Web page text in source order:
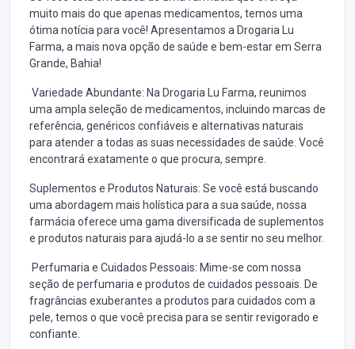
muito mais do que apenas medicamentos, temos uma
ótima notícia para você! Apresentamos a Drogaria Lu
Farma, a mais nova opção de saúde e bem-estar em Serra
Grande, Bahia!
Variedade Abundante: Na Drogaria Lu Farma, reunimos
uma ampla seleção de medicamentos, incluindo marcas de
referência, genéricos confiáveis e alternativas naturais
para atender a todas as suas necessidades de saúde. Você
encontrará exatamente o que procura, sempre.
Suplementos e Produtos Naturais: Se você está buscando
uma abordagem mais holística para a sua saúde, nossa
farmácia oferece uma gama diversificada de suplementos
e produtos naturais para ajudá-lo a se sentir no seu melhor.
Perfumaria e Cuidados Pessoais: Mime-se com nossa
seção de perfumaria e produtos de cuidados pessoais. De
fragrâncias exuberantes a produtos para cuidados com a
pele, temos o que você precisa para se sentir revigorado e
confiante.